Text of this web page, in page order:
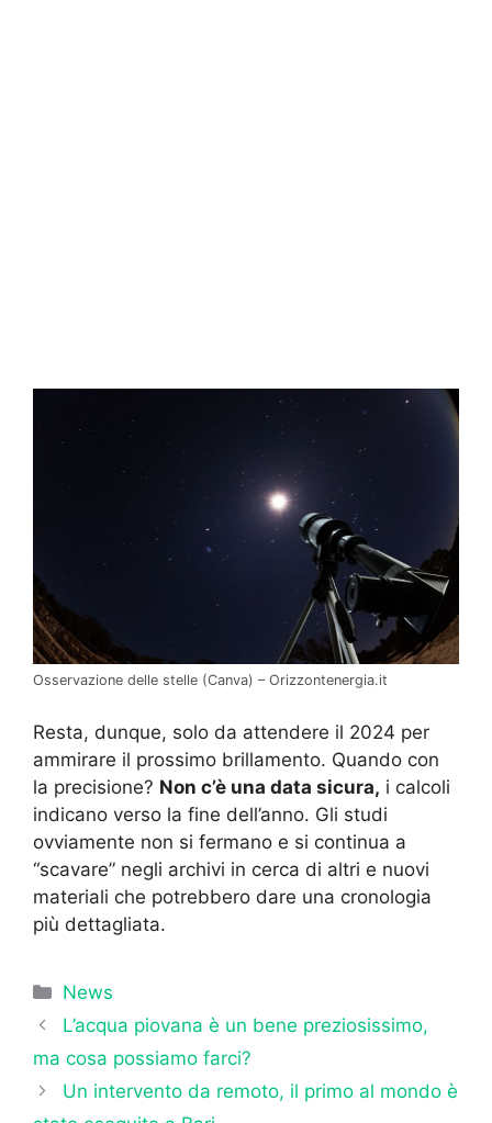
Osservazione delle stelle (Canva) – Orizzontenergia.it
Resta, dunque, solo da attendere il 2024 per
ammirare il prossimo brillamento. Quando con
la precisione? Non c’è una data sicura, i calcoli
indicano verso la fine dell’anno. Gli studi
ovviamente non si fermano e si continua a
“scavare” negli archivi in cerca di altri e nuovi
materiali che potrebbero dare una cronologia
più dettagliata.
Categorie
News
L’acqua piovana è un bene preziosissimo,
ma cosa possiamo farci?
Un intervento da remoto, il primo al mondo è